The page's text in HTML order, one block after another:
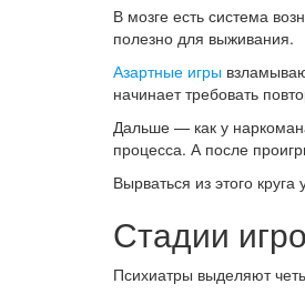
В мозге есть система
полезно для выживания.
Азартные игры
начинает требовать
Дальше — как у
процесса. А после
Вырваться из этого
Стадии
Психиатры выделяют